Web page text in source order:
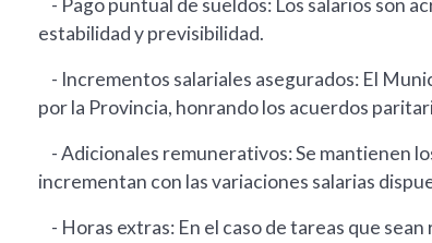
- Pago puntual de sueldos: Los salarios son
estabilidad y previsibilidad.
- Incrementos salariales asegurados: El
por la Provincia, honrando los acuerdos
- Adicionales remunerativos: Se mantienen
incrementan con las variaciones salarias
- Horas extras: En el caso de tareas que